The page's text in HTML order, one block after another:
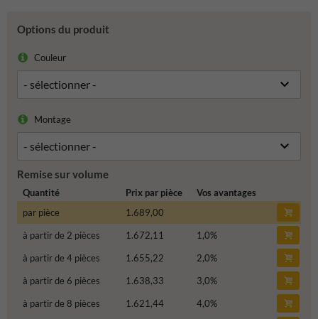
Options du produit
Couleur
Montage
Remise sur volume
Quantité Prix par pièce
Vos avantages
par pièce
1.689,00
à partir de 2 pièces
1.672,11 1,0%
à partir de 4 pièces
1.655,22 2,0%
à partir de 6 pièces
1.638,33 3,0%
à partir de 8 pièces
1.621,44 4,0%